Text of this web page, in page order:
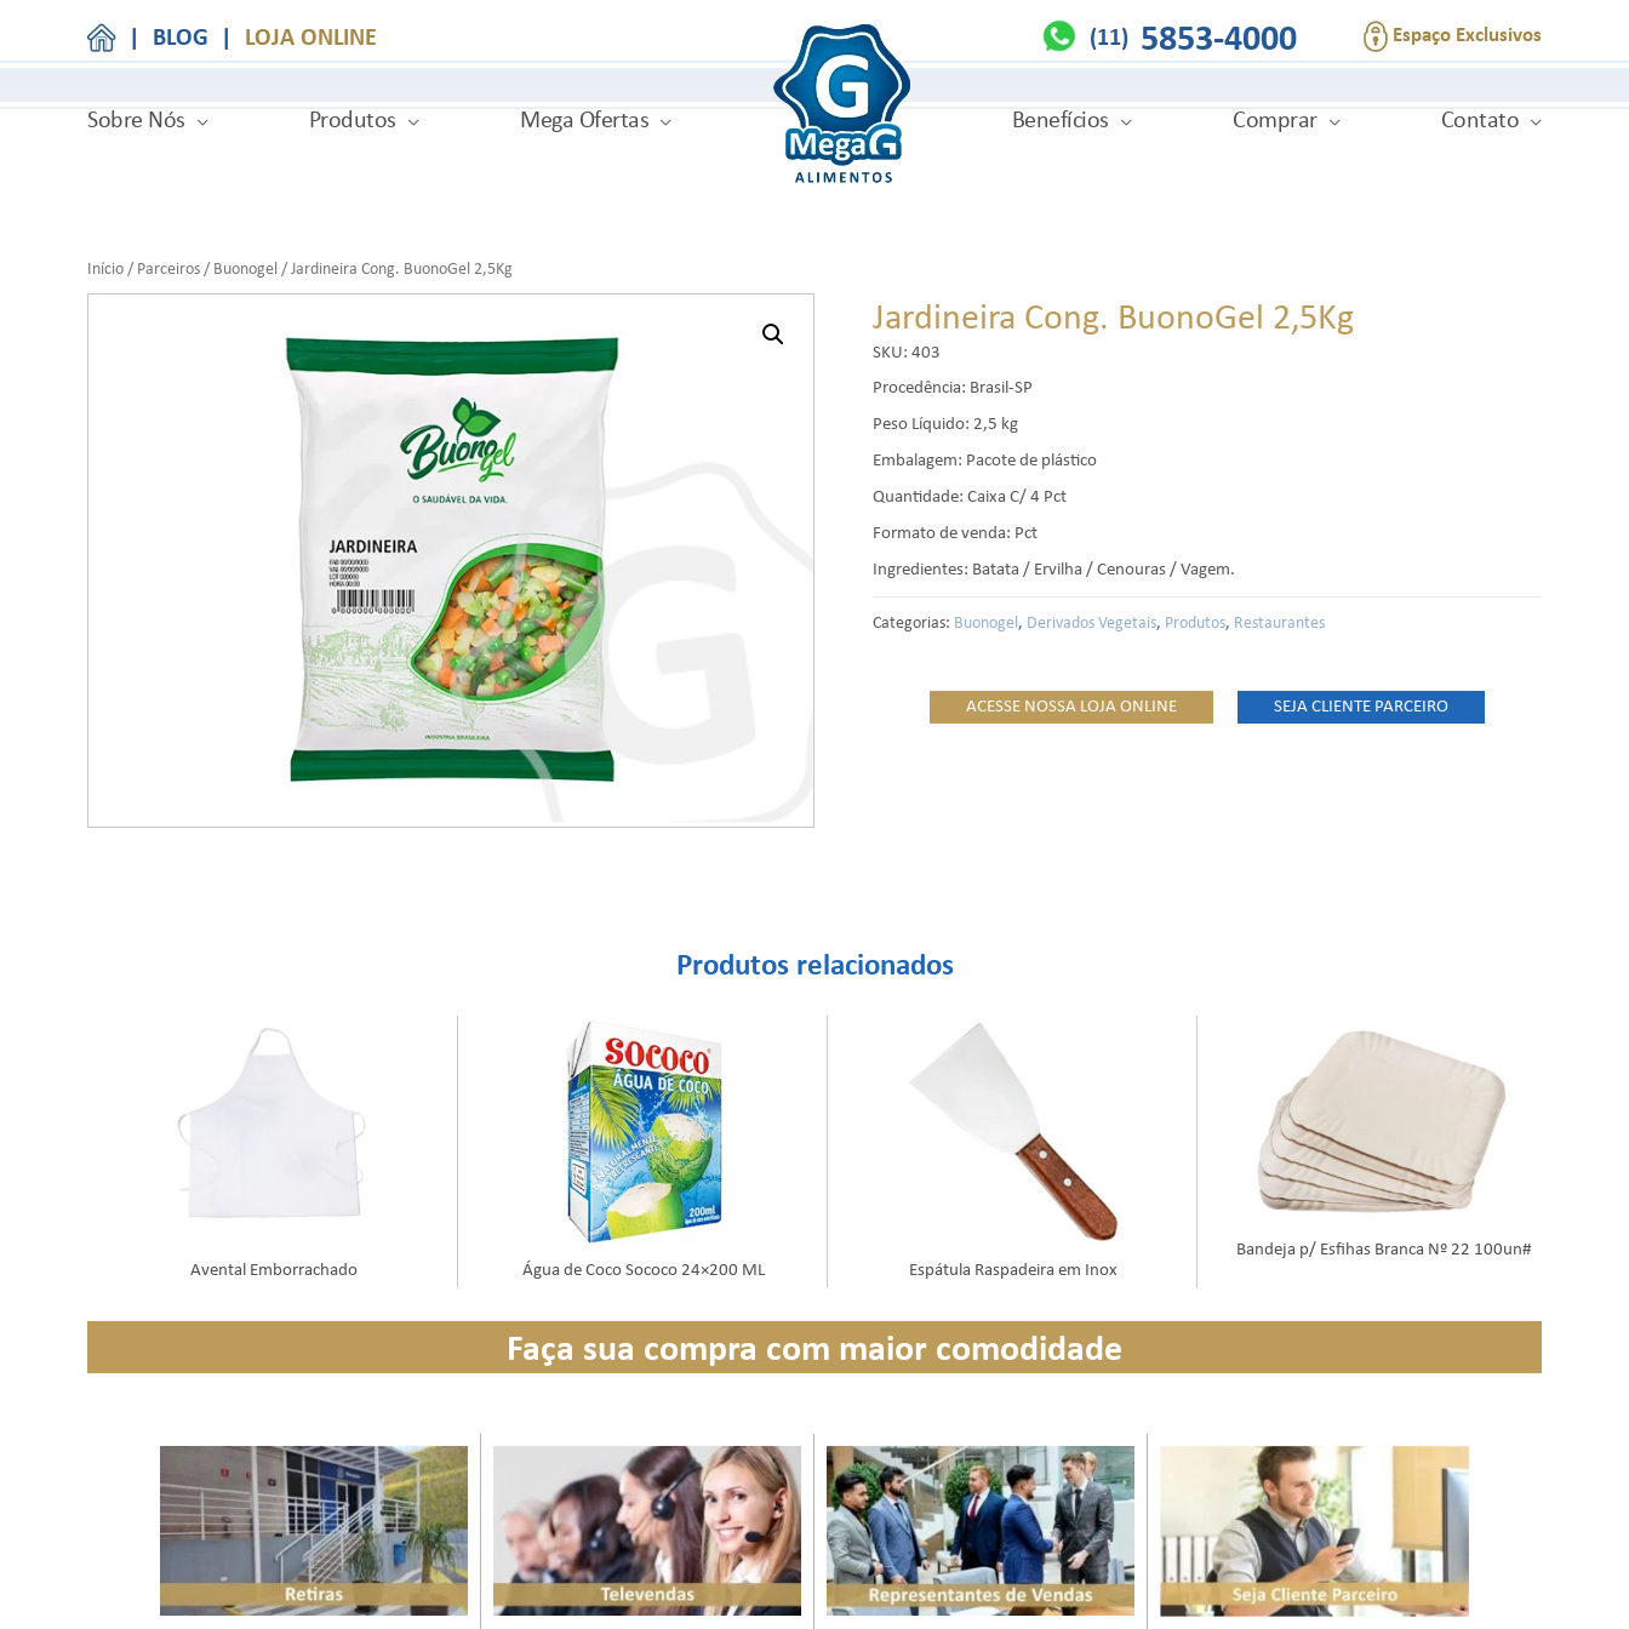
| BLOG | LOJA ONLINE (11) 5853-4000 Espaço Exclusivos
Sobre Nós Produtos Mega Ofertas MegaG Benefícios Comprar Contato
Início/Parceiros/Buonogel/ Jardineira Cong. BuonoGel 2,5Kg
Jardineira Cong. BuonoGel 2,5Kg
SKU: 403
Procedência: Brasil-SP
Peso Líquido: 2,5 kg
Embalagem: Pacote de plástico
Quantidade: Caixa C/ 4 Pct
Formato de venda: Pct
Ingredientes: Batata / Ervilha / Cenouras / Vagem.
Categorias: Buonogel, Derivados Vegetais, Produtos, Restaurantes
ACESSE NOSSA LOJA ONLINE SEJA CLIENTE PARCEIRO
Produtos relacionados
Avental Emborrachado Água de Coco Sococo 24×200 ML Espátula Raspadeira em Inox
Bandeja p/ Esfihas Branca Nº 22 100un#
Faça sua compra com maior comodidade